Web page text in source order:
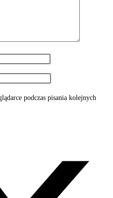
podczas pisania kolejnych